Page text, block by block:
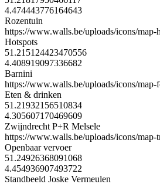
4.474443776164643
Rozentuin
https://www.walls.be/uploads/icons/map-
Hotspots
51.215124423470556
4.408919097336682
Barnini
https://www.walls.be/uploads/icons/map-
Eten & drinken
51.21932156510834
4.305607170469609
Zwijndrecht P+R Melsele
https://www.walls.be/uploads/icons/map-
Openbaar vervoer
51.24926368091068
4.454936907493722
Standbeeld Joske Vermeulen